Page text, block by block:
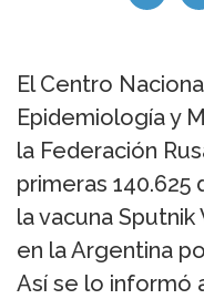
El Centro
Epidemiología y
la Federación
primeras
la vacuna
en la Argentina
Así se lo informó